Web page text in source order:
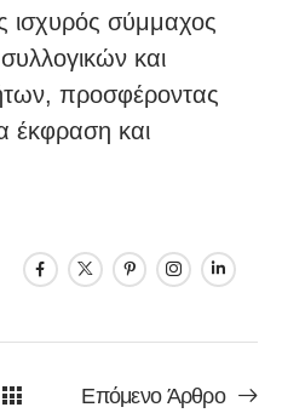
ισχυρός σύμμαχος
και
προσφέροντας
έκφραση και
Επόμενο Άρθρο